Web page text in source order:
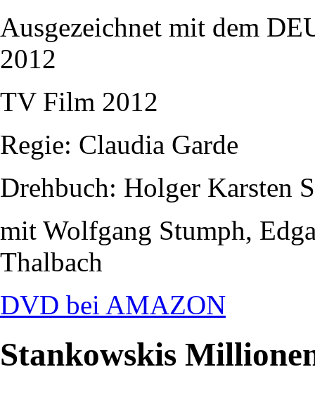
Ausgezeichnet mit dem
2012
TV Film 2012
Regie: Claudia Garde
Drehbuch: Holger Karsten
mit Wolfgang Stumph,
Thalbach
DVD bei AMAZON
Stankowskis